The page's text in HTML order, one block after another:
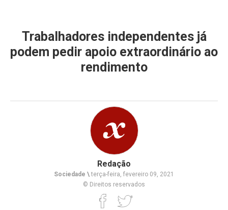
Trabalhadores independentes já
podem pedir apoio extraordinário ao
rendimento
Redação
Sociedade \terça-feira, fevereiro 09, 2021
© Direitos reservados